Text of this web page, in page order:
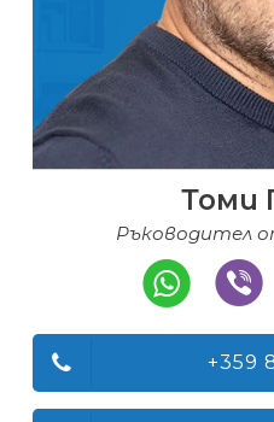
Томи
Ръководител
+359